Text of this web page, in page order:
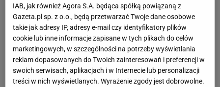
IAB, jak również Agora S.A. będąca spółką powiązaną z
Gazeta.pl sp. z o.o., będą przetwarzać Twoje dane osobowe
takie jak adresy IP, adresy e-mail czy identyfikatory plików
cookie lub inne informacje zapisane w tych plikach do celów
marketingowych, w szczególności na potrzeby wyświetlania
reklam dopasowanych do Twoich zainteresowań i preferencji w
swoich serwisach, aplikacjach i w Internecie lub personalizacji
treści w nich wyświetlanych. Wyrażenie zgody jest dobrowolne.